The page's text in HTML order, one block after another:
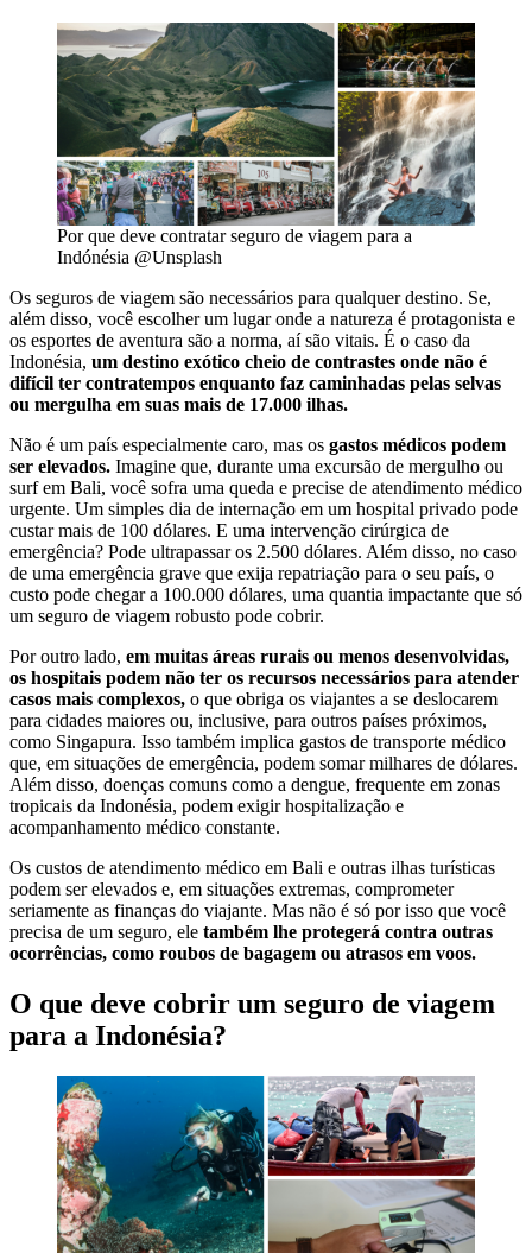
Por que deve contratar seguro de viagem para a
Indónésia @Unsplash
Os seguros de viagem são necessários para qualquer destino. Se,
além disso, você escolher um lugar onde a natureza é protagonista e
os esportes de aventura são a norma, aí são vitais. É o caso da
Indonésia, um destino exótico cheio de contrastes onde não é
difícil ter contratempos enquanto faz caminhadas pelas selvas
ou mergulha em suas mais de 17.000 ilhas.
Não é um país especialmente caro, mas os gastos médicos podem
ser elevados. Imagine que, durante uma excursão de mergulho ou
surf em Bali, você sofra uma queda e precise de atendimento médico
urgente. Um simples dia de internação em um hospital privado pode
custar mais de 100 dólares. E uma intervenção cirúrgica de
emergência? Pode ultrapassar os 2.500 dólares. Além disso, no caso
de uma emergência grave que exija repatriação para o seu país, o
custo pode chegar a 100.000 dólares, uma quantia impactante que só
um seguro de viagem robusto pode cobrir.
Por outro lado, em muitas áreas rurais ou menos desenvolvidas,
os hospitais podem não ter os recursos necessários para atender
casos mais complexos, o que obriga os viajantes a se deslocarem
para cidades maiores ou, inclusive, para outros países próximos,
como Singapura. Isso também implica gastos de transporte médico
que, em situações de emergência, podem somar milhares de dólares.
Além disso, doenças comuns como a dengue, frequente em zonas
tropicais da Indonésia, podem exigir hospitalização e
acompanhamento médico constante.
Os custos de atendimento médico em Bali e outras ilhas turísticas
podem ser elevados e, em situações extremas, comprometer
seriamente as finanças do viajante. Mas não é só por isso que você
precisa de um seguro, ele também lhe protegerá contra outras
ocorrências, como roubos de bagagem ou atrasos em voos.
O que deve cobrir um seguro de viagem
para a Indonésia?